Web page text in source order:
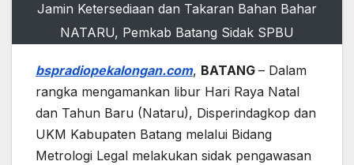
Jamin Ketersediaan dan Takaran Bahan Bahar
NATARU, Pemkab Batang Sidak SPBU
bspradiopekalongan.com, BATANG – Dalam
rangka mengamankan libur Hari Raya Natal
dan Tahun Baru (Nataru), Disperindagkop dan
UKM Kabupaten Batang melalui Bidang
Metrologi Legal melakukan sidak pengawasan